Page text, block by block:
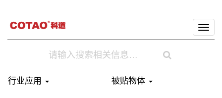
切
换
行业应用 被贴物体